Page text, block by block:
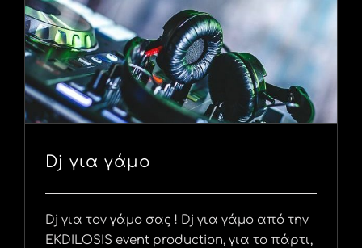
Dj για γάμο
Dj για τον γάμο σας ! Dj για γάμο από την
EKDILOSIS event production, για το πάρτι,